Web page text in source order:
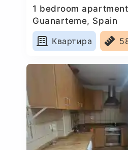
1 bedroom
Guanarteme, Spain
Квартира